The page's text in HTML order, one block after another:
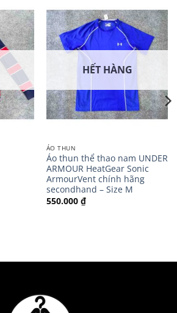
HẾT HÀNG
ÁO THUN
Áo thun thể thao nam UNDER
ARMOUR HeatGear Sonic
ArmourVent chính hãng
secondhand – Size M
550.000 ₫